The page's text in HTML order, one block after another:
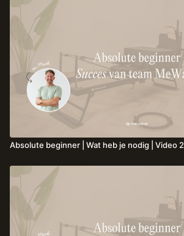
Absolute beginner | Wat heb je nodig | Video 2